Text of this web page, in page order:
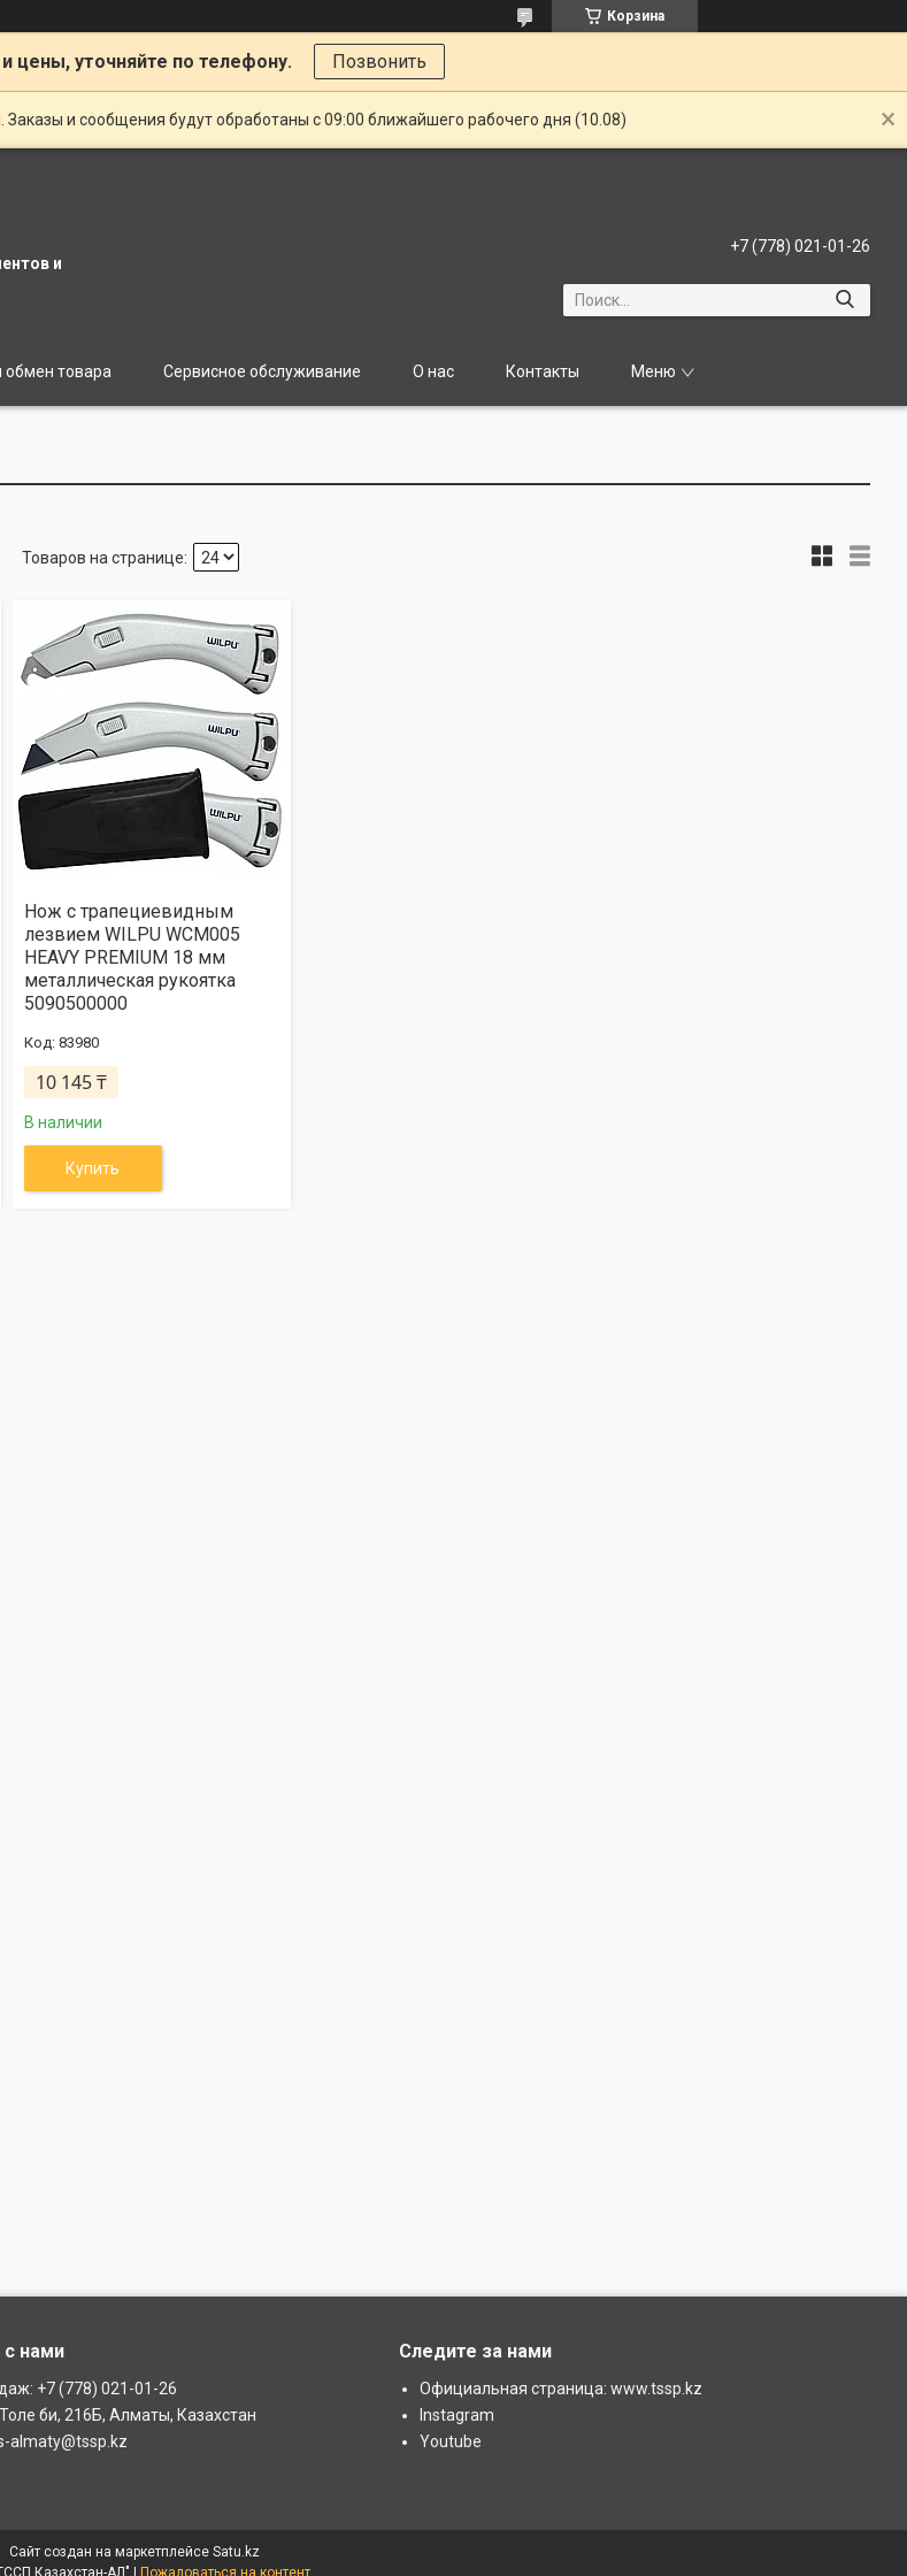
Корзина
цены, уточняйте по телефону. Позвонить
и сообщения будут обработаны с 09:00 ближайшего рабочего дня (10.08)
и
+7 (778) 021-01-26
обмен товара Сервисное обслуживание О нас Контакты Меню
Нож с трапециевидным
лезвием WILPU WCM005
HEAVY PREMIUM 18 мм
металлическая рукоятка
5090500000
83980
10 145 ₸
В наличии
Купить
нами
+7 (778) 021-01-26
би, 216Б, Алматы, Казахстан
almaty@tssp.kz
Следите за нами
Официальная страница: www.tssp.kz
Instagram
Youtube
Сайт создан на маркетплейсе Satu.kz
ТОО "ТССП Казахстан-АЛ" | Пожаловаться на контент